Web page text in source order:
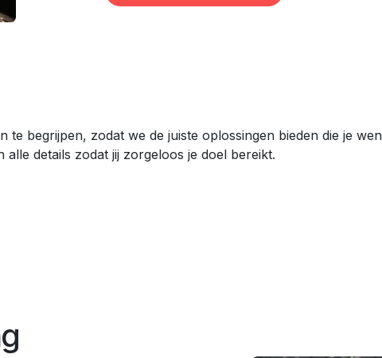
te begrijpen, zodat we de juiste oplossingen bieden die je
details zodat jij zorgeloos je doel bereikt.